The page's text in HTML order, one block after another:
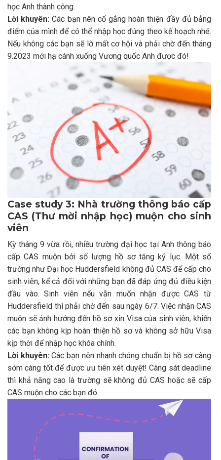
học Anh thành công.
Lời khuyên: Các bạn nên cố gắng hoàn thiện đầy đủ bảng
điểm của mình để có thể nhập học đúng theo kế hoạch nhé.
Nếu không các bạn sẽ lỡ mất cơ hội và phải chờ đến tháng
9.2023 mới hạ cánh xuống Vương quốc Anh được đó!
Case study 3: Nhà trường thông báo cấp
CAS (Thư mời nhập học) muộn cho sinh
viên
Kỳ tháng 9 vừa rồi, nhiều trường đại học tại Anh thông báo
cấp CAS muộn bởi số lượng hồ sơ tăng kỷ lục. Một số
trường như Đại học Huddersfield không đủ CAS để cấp cho
sinh viên, kể cả đối với những bạn đã đáp ứng đủ điều kiện
đầu vào. Sinh viên nếu vẫn muốn nhận được CAS từ
Huddersfield thì phải chờ đến sau ngày 6/7. Việc nhận CAS
muộn sẽ ảnh hưởng đến hồ sơ xin Visa của sinh viên, khiến
các bạn không kịp hoàn thiện hồ sơ và không sở hữu Visa
kịp thời để nhập học khóa chính.
Lời khuyên:Các bạn nên nhanh chóng chuẩn bị hồ sơ càng
sớm càng tốt để được ưu tiên xét duyệt! Càng sát deadline
thì khả năng cao là trường sẽ không đủ CAS hoặc sẽ cấp
CAS muộn cho các bạn đó.